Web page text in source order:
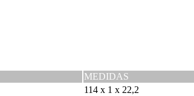
MEDIDAS
114 x 1 x 22,2